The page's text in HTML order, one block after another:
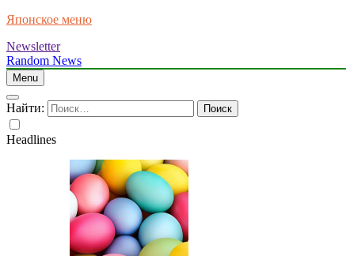
Японское меню
Newsletter
Random News
Menu
Найти:
Headlines